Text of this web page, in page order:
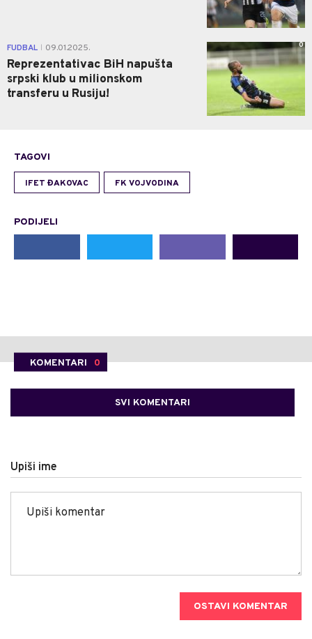
FUDBAL 09.01.2025.
Reprezentativac BiH napušta
srpski klub u milionskom
transferu u Rusiju!
0
TAGOVI
IFET ĐAKOVAC FK VOJVODINA
PODIJELI
KOMENTARI 0
SVI KOMENTARI
Upiši ime
OSTAVI KOMENTAR